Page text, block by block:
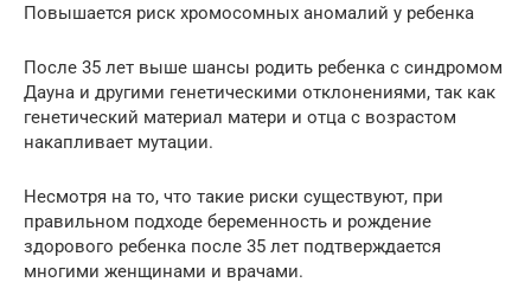
Повышается риск хромосомных аномалий у ребенка
После 35 лет выше шансы родить ребенка с синдромом
Дауна и другими генетическими отклонениями, так как
генетический материал матери и отца с возрастом
накапливает мутации.
Несмотря на то, что такие риски существуют, при
правильном подходе беременность и рождение
здорового ребенка после 35 лет подтверждается
многими женщинами и врачами.